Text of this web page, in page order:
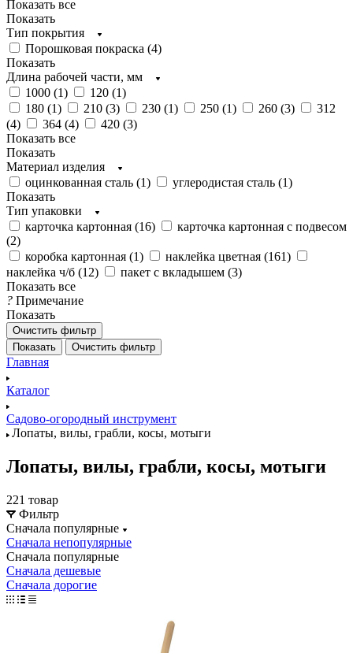
Показать все
Показать
Тип покрытия
Порошковая покраска (4)
Показать
Длина рабочей части, мм
1000 (1) 120 (1)
180 (1) 210 (3) 230 (1) 250 (1) 260 (3)
312
(4) 364 (4) 420 (3)
Показать все
Показать
Материал изделия
оцинкованная сталь (1) углеродистая сталь (1)
Показать
Тип упаковки
карточка картонная (16)
карточка картонная с подвесом
(2)
коробка картонная (1) наклейка цветная (161)
наклейка ч/б (12) пакет с вкладышем (3)
Показать все
? Примечание
Показать
Очистить фильтр
Показать
Очистить фильтр
Главная
Каталог
Садово-огородный инструмент
Лопаты, вилы, грабли, косы, мотыги
Лопаты, вилы, грабли, косы, мотыги
221 товар
Фильтр
Сначала популярные
Сначала непопулярные
Сначала популярные
Сначала дешевые
Сначала дорогие